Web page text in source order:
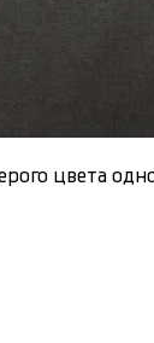
цвета